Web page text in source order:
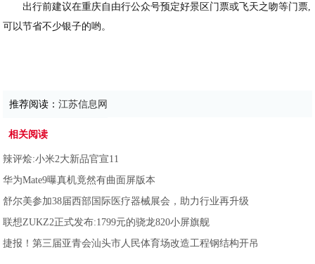
出行前建议在重庆自由行公众号预定好景区门票或飞天之吻等门票,
可以节省不少银子的哟。
推荐阅读：江苏信息网
相关阅读
辣评烩:小米2大新品官宣11
华为Mate9曝真机竟然有曲面屏版本
舒尔美参加38届西部国际医疗器械展会，助力行业再升级
联想ZUKZ2正式发布:1799元的骁龙820小屏旗舰
捷报！第三届亚青会汕头市人民体育场改造工程钢结构开吊